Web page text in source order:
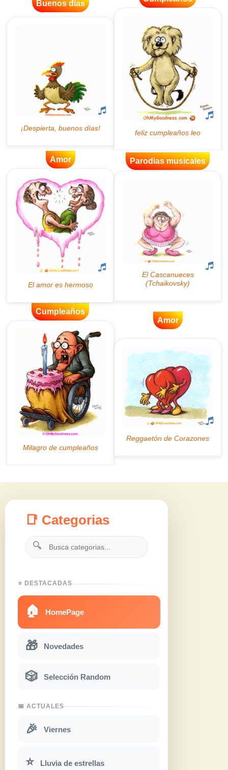
Buenos días
Amor Parodias musicales
Cumpleaños
Amor
📑 Categorias
🔍
⭐ DESTACADAS
🏠 HomePage
🎁 Novedades
🎲 Selección Random
📅 ACTUALES
🎉 Viernes
⭐ Lluvia de estrellas